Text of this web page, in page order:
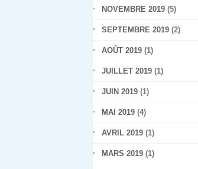
NOVEMBRE 2019 (5)
SEPTEMBRE 2019 (2)
AOÛT 2019 (1)
JUILLET 2019 (1)
JUIN 2019 (1)
MAI 2019 (4)
AVRIL 2019 (1)
MARS 2019 (1)